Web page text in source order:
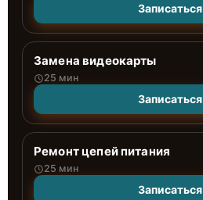
Записаться
Замена видеокарты
25 мин
Записаться
Ремонт цепей питания
25 мин
Записаться